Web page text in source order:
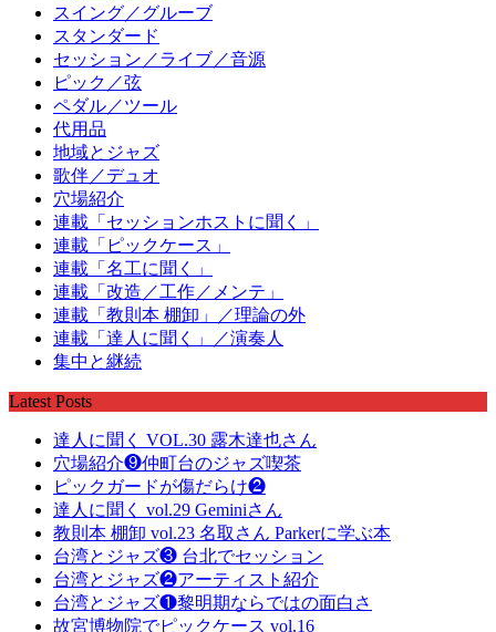
スイング／グルーブ
スタンダード
セッション／ライブ／音源
ピック／弦
ペダル／ツール
代用品
地域とジャズ
歌伴／デュオ
穴場紹介
連載「セッションホストに聞く」
連載「ピックケース」
連載「名工に聞く」
連載「改造／工作／メンテ」
連載「教則本 棚卸」／理論の外
連載「達人に聞く」／演奏人
集中と継続
Latest Posts
達人に聞く VOL.30 露木達也さん
穴場紹介❾仲町台のジャズ喫茶
ピックガードが傷だらけ❷
達人に聞く vol.29 Geminiさん
教則本 棚卸 vol.23 名取さん Parkerに学ぶ本
台湾とジャズ❸ 台北でセッション
台湾とジャズ❷アーティスト紹介
台湾とジャズ❶黎明期ならではの面白さ
故宮博物院でピックケース vol.16